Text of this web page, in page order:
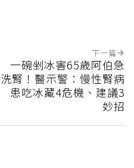
下一篇
一碗剉冰害65歲阿伯急
洗腎！醫示警：慢性腎病
患吃冰藏4危機、建議3
妙招